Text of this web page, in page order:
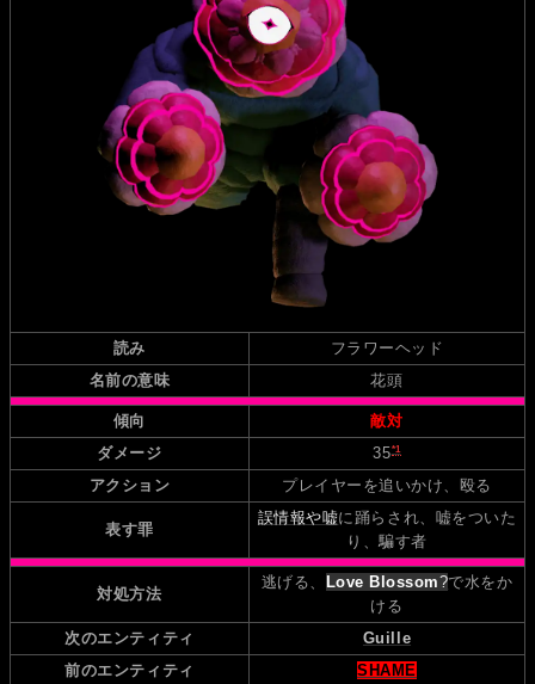
読み
フラワーヘッド
名前の意味
花頭
傾向
敵対
ダメージ
35*1
アクション プレイヤーを追いかけ、殴る
表す罪
誤情報や嘘に踊らされ、嘘をついた
り、騙す者
対処方法
逃げる、 Love Blossom?で水をか
ける
次のエンティティ
Guille
前のエンティティ
SHAME